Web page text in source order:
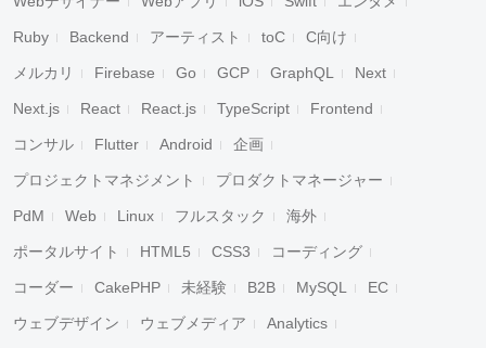
Ruby Backend アーティスト toC C向け
メルカリ Firebase Go GCP GraphQL Next
Next.js React React.js TypeScript Frontend
コンサル Flutter Android 企画
プロジェクトマネジメント プロダクトマネージャー
PdM Web Linux フルスタック 海外
ポータルサイト HTML5 CSS3 コーディング
コーダー CakePHP 未経験 B2B MySQL EC
ウェブデザイン ウェブメディア Analytics